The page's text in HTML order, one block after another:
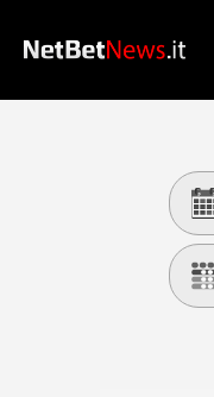
Calcio
Basket